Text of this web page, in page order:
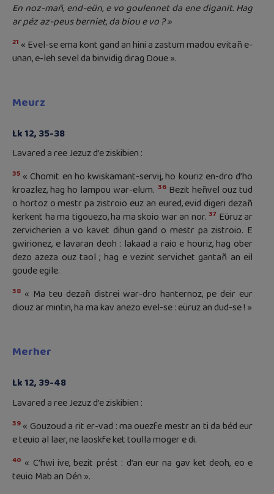
En noz-mañ, end-eün, e vo goulennet da ene diganit. Hag
ar péz az-peus berniet, da biou e vo ? »
21 « Evel-se ema kont gand an hini a zastum madou evitañ e-
unan, e-leh sevel da binvidig dirag Doue ».
Meurz
Lk 12, 35-38
Lavared a ree Jezuz d’e ziskibien :
35 « Chomit en ho kwiskamant-servij, ho kouriz en-dro d’ho
kroazlez, hag ho lampou war-elum. 36Bezit heñvel ouz tud
o hortoz o mestr pa zistroio euz an eured, evid digeri dezañ
kerkent ha ma tigouezo, ha ma skoio war an nor. 37 Eüruz ar
zervicherien a vo kavet dihun gand o mestr pa zistroio. E
gwirionez, e lavaran deoh : lakaad a raio e houriz, hag ober
dezo azeza ouz taol ; hag e vezint servichet gantañ an eil
goude egile.
38 « Ma teu dezañ distrei war-dro hanternoz, pe deir eur
diouz ar mintin, ha ma kav anezo evel-se : eüruz an dud-se ! »
Merher
Lk 12, 39-48
Lavared a ree Jezuz d’e ziskibien :
39 « Gouzoud a rit er-vad : ma ouezfe mestr an ti da béd eur
e teuio al laer, ne laoskfe ket toulla moger e di.
40 « C’hwi ive, bezit prést : d’an eur na gav ket deoh, eo e
teuio Mab an Dén ».